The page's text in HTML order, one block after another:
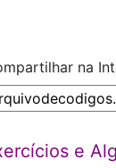
na
e